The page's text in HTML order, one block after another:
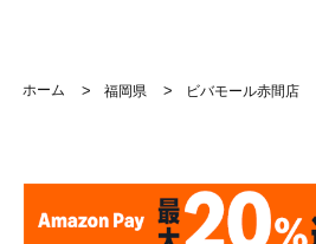
ホーム > 福岡県 > ビバモール赤間店